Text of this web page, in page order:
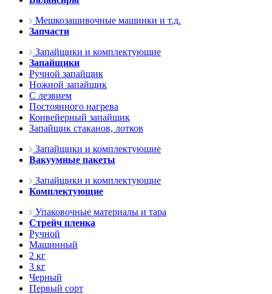
Мешкозашивочные машинки и т.д.
Запчасти
Запайщики и комплектующие
Запайщики
Ручной запайщик
Ножной запайщик
С лезвием
Постоянного нагрева
Конвейерный запайщик
Запайщик стаканов, лотков
Запайщики и комплектующие
Вакуумные пакеты
Запайщики и комплектующие
Комплектующие
Упаковочные материалы и тара
Стрейч пленка
Ручной
Машинный
2 кг
3 кг
Черный
Первый сорт